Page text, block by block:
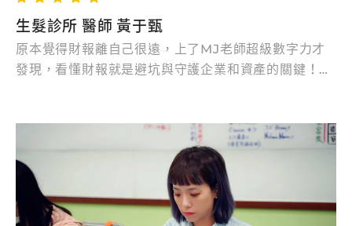
生髮診所 醫師 黃于甄
原本覺得財報離自己很遠，上了MJ老師超級數字力才
發現，看懂財報就是避坑與守護企業和資產的關鍵！課
滿，讓理財進步一大步。企業家、主管、創業者必修，
系統化財務知識真的很值得！